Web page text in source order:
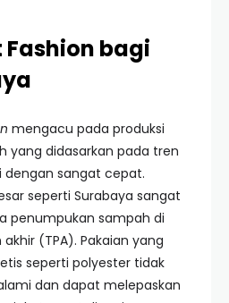
Fashion bagi
mengacu pada produksi
yang didasarkan pada tren
sangat cepat.
seperti Surabaya sangat
penumpukan sampah di
(TPA). Pakaian yang
seperti polyester tidak
dan dapat melepaskan